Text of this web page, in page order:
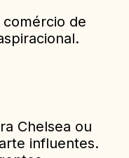
de
Chelsea ou
influentes.